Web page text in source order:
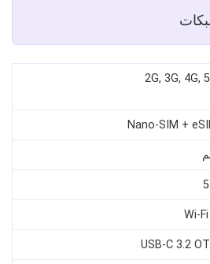
2G, 3G, 4G,
Nano-SIM +
Wi-
USB-C 3.2